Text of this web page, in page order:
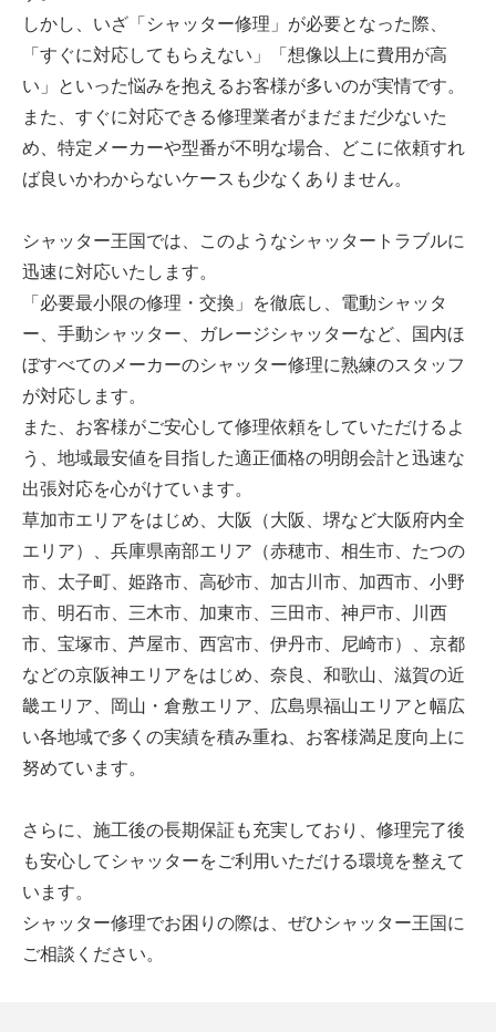
しかし、いざ「シャッター修理」が必要となった際、
「すぐに対応してもらえない」「想像以上に費用が高
い」といった悩みを抱えるお客様が多いのが実情です。
また、すぐに対応できる修理業者がまだまだ少ないた
め、特定メーカーや型番が不明な場合、どこに依頼すれ
ば良いかわからないケースも少なくありません。
シャッター王国では、このようなシャッタートラブルに
迅速に対応いたします。
「必要最小限の修理・交換」を徹底し、電動シャッタ
ー、手動シャッター、ガレージシャッターなど、国内ほ
ぼすべてのメーカーのシャッター修理に熟練のスタッフ
が対応します。
また、お客様がご安心して修理依頼をしていただけるよ
う、地域最安値を目指した適正価格の明朗会計と迅速な
出張対応を心がけています。
草加市エリアをはじめ、大阪（大阪、堺など大阪府内全
エリア）、兵庫県南部エリア（赤穂市、相生市、たつの
市、太子町、姫路市、高砂市、加古川市、加西市、小野
市、明石市、三木市、加東市、三田市、神戸市、川西
市、宝塚市、芦屋市、西宮市、伊丹市、尼崎市）、京都
などの京阪神エリアをはじめ、奈良、和歌山、滋賀の近
畿エリア、岡山・倉敷エリア、広島県福山エリアと幅広
い各地域で多くの実績を積み重ね、お客様満足度向上に
努めています。
さらに、施工後の長期保証も充実しており、修理完了後
も安心してシャッターをご利用いただける環境を整えて
います。
シャッター修理でお困りの際は、ぜひシャッター王国に
ご相談ください。